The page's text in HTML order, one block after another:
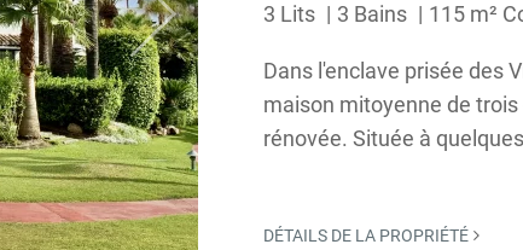
Next
3 Lits 3 Bains 115 m²
Dans l'enclave prisée des
maison mitoyenne de
rénovée. Située à
DÉTAILS DE LA PROPRIÉTÉ